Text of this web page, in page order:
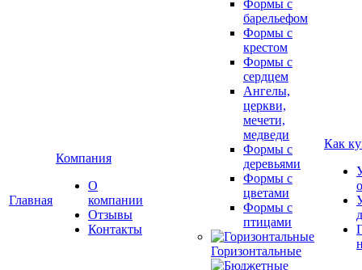
Главная
Компания
О
компании
Отзывы
Контакты
Формы с
барельефом
Формы с
крестом
Формы с
сердцем
Ангелы,
церкви,
мечети,
медведи
Формы с
деревьями
Формы с
цветами
Формы с
птицами
Горизонтальные
Как